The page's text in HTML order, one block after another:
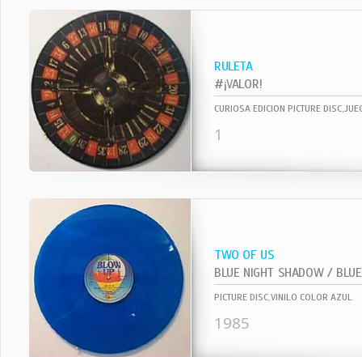
RULETA
#¡VALOR!
CURIOSA EDICION PICTURE
1
TWO OF US
BLUE NIGHT SHADOW /
PICTURE DISC,VINILO COLOR AZUL
1985